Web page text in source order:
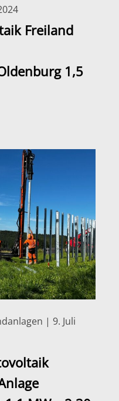
Freiland
1,5
| 9. Juli